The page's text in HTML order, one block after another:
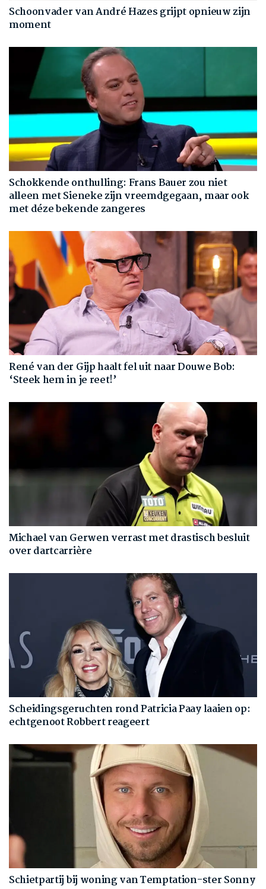
Schoonvader van André Hazes grijpt opnieuw zijn
moment
Schokkende onthulling: Frans Bauer zou niet
alleen met Sieneke zijn vreemdgegaan, maar ook
met déze bekende zangeres
René van der Gijp haalt fel uit naar Douwe Bob:
‘Steek hem in je reet!’
Michael van Gerwen verrast met drastisch besluit
over dartcarrière
Scheidingsgeruchten rond Patricia Paay laaien op:
echtgenoot Robbert reageert
Schietpartij bij woning van Temptation-ster Sonny